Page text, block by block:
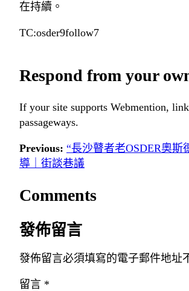
在持續。
TC:osder9follow7
Respond from your
If your site supports Webmention,
passageways.
Previous: “長沙瞽者老OSDER奧
導｜街談巷議
Comments
發佈留言
發佈留言必須填寫的電子郵件地址
留言 *